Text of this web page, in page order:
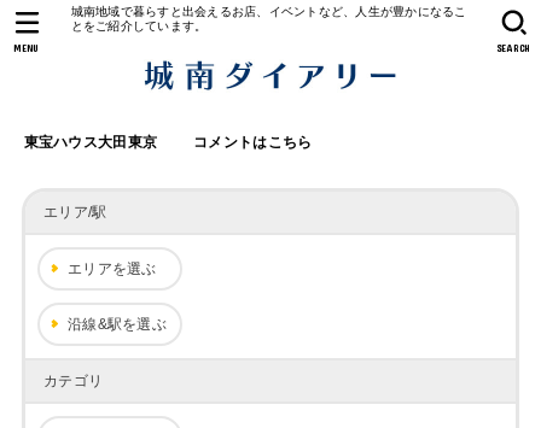
城南地域で暮らすと出会えるお店、イベントなど、人生が豊かになるこ
とをご紹介しています。
東宝ハウス大田東京 コメントはこちら
SEARCH
MENU
エリア/駅
エリアを選ぶ
沿線&駅を選ぶ
カテゴリ